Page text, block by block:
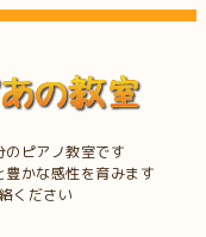
ピアノ教室です
かな感性を育みます
ください